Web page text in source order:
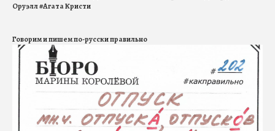
Оруэлл#Агата Кристи
Говорим и пишем по-русски правильно